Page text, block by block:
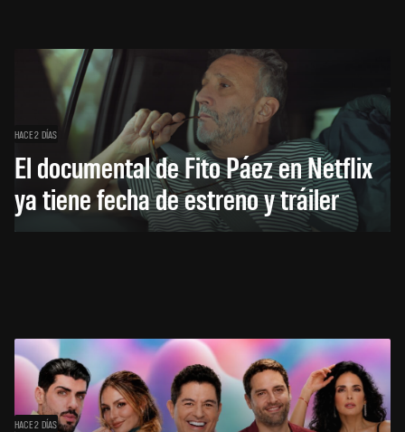
HACE 2 DÍAS
El documental de Fito Páez en Netflix
ya tiene fecha de estreno y tráiler
HACE 2 DÍAS